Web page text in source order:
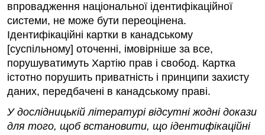
впровадження національної ідентифікаційної
системи, не може бути переоцінена.
Ідентифікаційні картки в канадському
[суспільному] оточенні, імовірніше за все,
порушуватимуть Хартію прав і свобод. Картка
істотно порушить приватність і принципи захисту
даних, передбачені в канадському праві.
У дослідницькій літературі відсутні жодні докази
для того, щоб встановити, що ідентифікаційні